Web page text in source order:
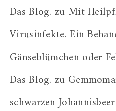
Das Blog. zu Mit
Virusinfekte. Ein
Gänseblümchen oder
Das Blog. zu
schwarzen